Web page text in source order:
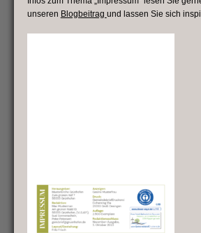
unseren Blogbeitrag und lassen Sie sich